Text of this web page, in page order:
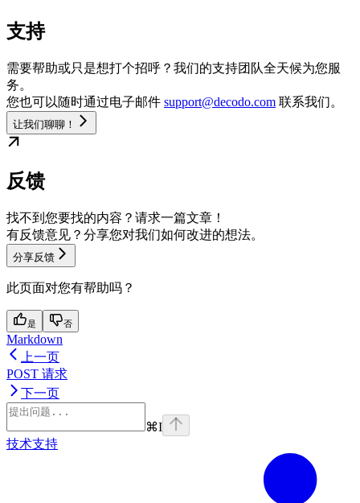
支持
需要帮助或只是想打个招呼？我们的支持团队全天候为您服
务。
您也可以随时通过电子邮件 support@decodo.com 联系我们。
让我们聊聊！
反馈
找不到您要找的内容？请求一篇文章！
有反馈意见？分享您对我们如何改进的想法。
分享反馈
此页面对您有帮助吗？
是 否
Markdown
上一页
POST 请求
下一页
⌘I
技术支持